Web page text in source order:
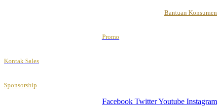
Bantuan Konsumen
Promo
Kontak Sales
Sponsorship
Facebook TwitterYoutube Instagram